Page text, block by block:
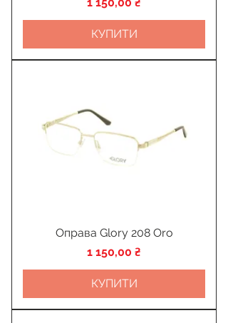
КУПИТИ
Оправа Glory 208 Oro
Ціна
1 150,00 ₴
КУПИТИ